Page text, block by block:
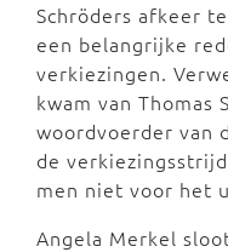
Schröders afkeer
een belangrijke
verkiezingen.
kwam van Thomas
woordvoerder van
de
men niet voor het
Angela Merkel